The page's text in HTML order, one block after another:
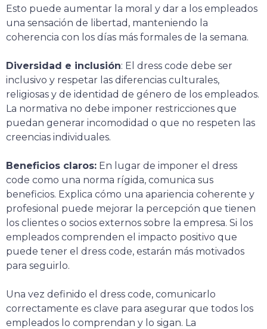
Esto puede aumentar la moral y dar a los empleados
una sensación de libertad, manteniendo la
coherencia con los días más formales de la semana.
Diversidad e inclusión: El dress code debe ser
inclusivo y respetar las diferencias culturales,
religiosas y de identidad de género de los empleados.
La normativa no debe imponer restricciones que
puedan generar incomodidad o que no respeten las
creencias individuales.
Beneficios claros: En lugar de imponer el dress
code como una norma rígida, comunica sus
beneficios. Explica cómo una apariencia coherente y
profesional puede mejorar la percepción que tienen
los clientes o socios externos sobre la empresa. Si los
empleados comprenden el impacto positivo que
puede tener el dress code, estarán más motivados
para seguirlo.
Una vez definido el dress code, comunicarlo
correctamente es clave para asegurar que todos los
empleados lo comprendan y lo sigan. La